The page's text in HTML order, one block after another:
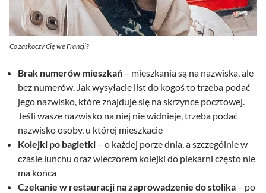
Co zaskoczy Cię we Francji?
Brak numerów mieszkań – mieszkania są na nazwiska, ale
bez numerów. Jak wysyłacie list do kogoś to trzeba podać
jego nazwisko, które znajduje się na skrzynce pocztowej.
Jeśli wasze nazwisko na niej nie widnieje, trzeba podać
nazwisko osoby, u której mieszkacie
Kolejki po bagietki – o każdej porze dnia, a szczególnie w
czasie lunchu oraz wieczorem kolejki do piekarni często nie
ma końca
Czekanie w restauracji na zaprowadzenie do stolika – po